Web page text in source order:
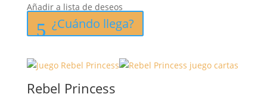
Añadir a lista de deseos
¿Cuándo llega?
Rebel Princess